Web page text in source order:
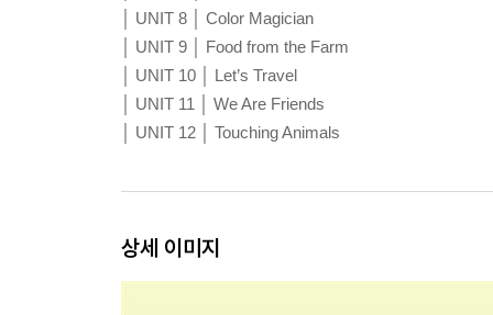
│ UNIT 8 │ Color Magician
│ UNIT 9 │ Food from the Farm
│ UNIT 10 │ Let’s Travel
│ UNIT 11 │ We Are Friends
│ UNIT 12 │ Touching Animals
상세 이미지